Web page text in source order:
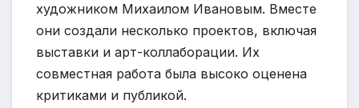
художником Михаилом Ивановым. Вместе
они создали несколько проектов, включая
выставки и арт-коллаборации. Их
совместная работа была высоко оценена
критиками и публикой.